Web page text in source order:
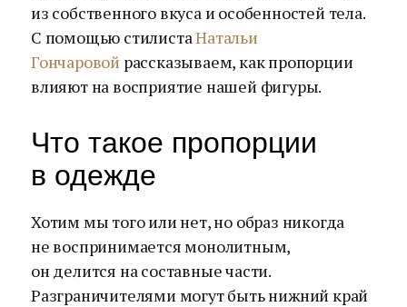
из собственного вкуса и особенностей тела.
С помощью стилистаНатальи
Гончаровой рассказываем, как пропорции
влияют на восприятие нашей фигуры.
Что такое пропорции
в одежде
Хотим мы того или нет, но образ никогда
не воспринимается монолитным,
он делится на составные части.
Разграничителями могут быть нижний край